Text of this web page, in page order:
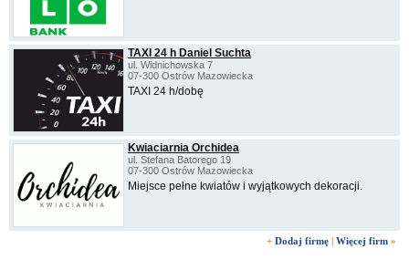
TAXI 24 h Daniel Suchta
ul. Widnichowska 7
07-300 Ostrów Mazowiecka
TAXI 24 h/dobę
Kwiaciarnia Orchidea
ul. Stefana Batorego 19
07-300 Ostrów Mazowiecka
Miejsce pełne kwiatów i wyjątkowych dekoracji.
+ Dodaj firmę | Więcej firm »